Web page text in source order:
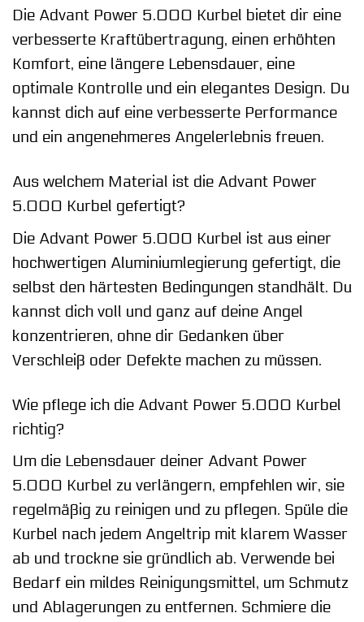
Die Advant Power 5.000 Kurbel bietet dir eine
verbesserte Kraftübertragung, einen erhöhten
Komfort, eine längere Lebensdauer, eine
optimale Kontrolle und ein elegantes Design. Du
kannst dich auf eine verbesserte Performance
und ein angenehmeres Angelerlebnis freuen.
Aus welchem Material ist die Advant Power
5.000 Kurbel gefertigt?
Die Advant Power 5.000 Kurbel ist aus einer
hochwertigen Aluminiumlegierung gefertigt, die
selbst den härtesten Bedingungen standhält. Du
kannst dich voll und ganz auf deine Angel
konzentrieren, ohne dir Gedanken über
Verschleiß oder Defekte machen zu müssen.
Wie pflege ich die Advant Power 5.000 Kurbel
richtig?
Um die Lebensdauer deiner Advant Power
5.000 Kurbel zu verlängern, empfehlen wir, sie
regelmäßig zu reinigen und zu pflegen. Spüle die
Kurbel nach jedem Angeltrip mit klarem Wasser
ab und trockne sie gründlich ab. Verwende bei
Bedarf ein mildes Reinigungsmittel, um Schmutz
und Ablagerungen zu entfernen. Schmiere die